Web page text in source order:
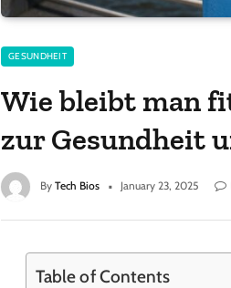
GESUNDHEIT
Wie bleibt man
zur Gesundheit
By Tech Bios January 23, 2025
Table of Contents